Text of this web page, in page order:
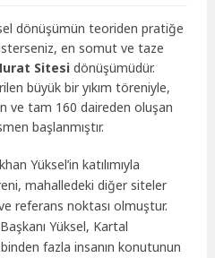
dönüşümün teoriden pratiğe
en somut ve taze
Sitesi dönüşümüdür.
büyük bir yıkım töreniyle,
ve tam 160 daireden oluşan
başlanmıştır.
Yüksel’in katılımıyla
mahalledeki diğer siteler
referans noktası olmuştur.
Yüksel, Kartal
fazla insanın konutunun